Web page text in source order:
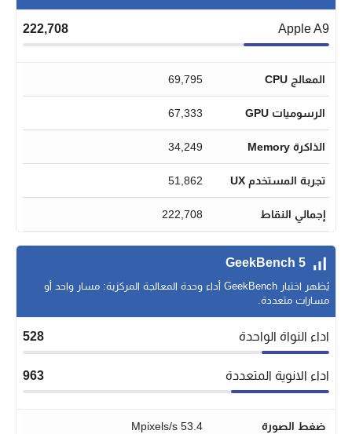
Apple A9
222,708
المعالج CPU 69,795
الرسوميات GPU 67,333
الذاكرة Memory 34,249
تجربة المستخدم UX 51,862
إجمالي النقاط 222,708
GeekBench 5
يُظهر اختبار GeekBench أداء وحدة المعالجة المركزية: مسار واحد أو
مسارات متعددة.
اداء النواة الواحدة 528
اداء الانوية المتعددة 963
ضغط الصورة 53.4 Mpixels/s